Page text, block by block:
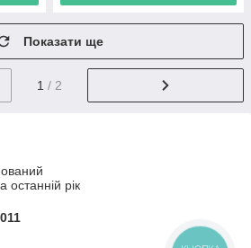
Показати ще
1 / 2
останній рік